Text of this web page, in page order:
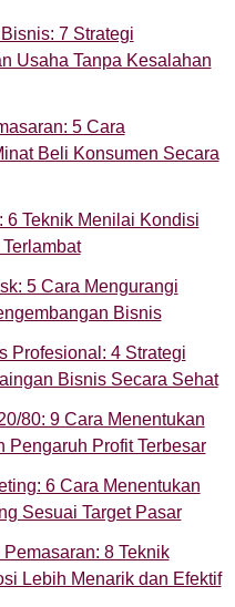
7 Strategi
Usaha Tanpa Kesalahan
5 Cara
Beli Konsumen Secara
6 Teknik Menilai Kondisi
5 Cara Mengurangi
Bisnis
Profesional: 4 Strategi
Bisnis Secara Sehat
80: 9 Cara Menentukan
Pengaruh Profit Terbesar
6 Cara Menentukan
Sesuai Target Pasar
8 Teknik
Lebih Menarik dan Efektif